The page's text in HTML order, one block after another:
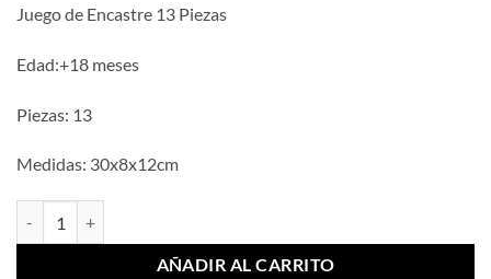
Juego de Encastre 13 Piezas
Edad:+18 meses
Piezas: 13
Medidas: 30x8x12cm
AÑADIR AL CARRITO